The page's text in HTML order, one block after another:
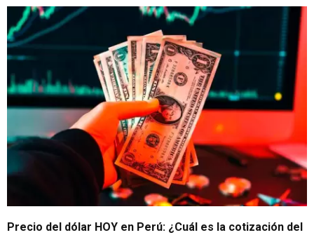
Mercado cambiario
Precio del dólar HOY en Perú: ¿Cuál es la cotización del